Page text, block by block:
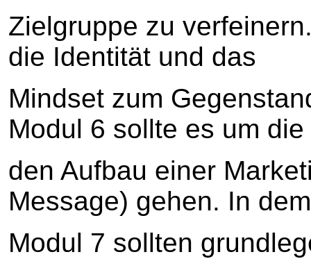
Zielgruppe zu
die Identität und das
Mindset zum
Modul 6 sollte es um
den Aufbau einer
Message) gehen. In
Modul 7 sollten